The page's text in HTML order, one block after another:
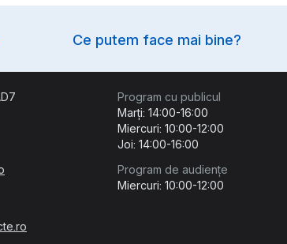
Ce putem face mai bine?
Program cu publicul
Marți: 14:00-16:00
Miercuri: 10:00-12:00
Joi: 14:00-16:00
Program de audiențe
Miercuri: 10:00-12:00